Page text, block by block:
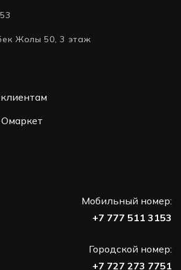
Жолы 50, 3 этаж
Мобильный номер:
+7 777 511 3153
Городской номер:
+7 727 273 7751